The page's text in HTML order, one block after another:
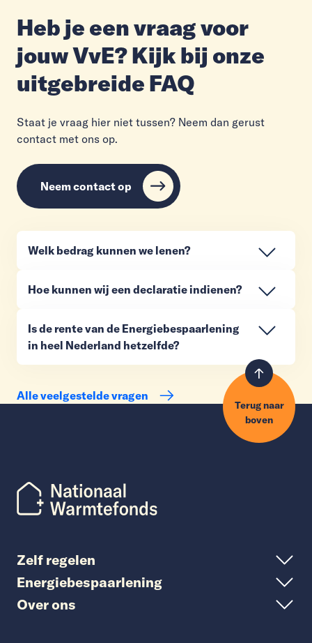
Heb je een vraag voor
jouw VvE? Kijk bij onze
uitgebreide FAQ
Staat je vraag hier niet tussen? Neem dan gerust
contact met ons op.
Neem contact op
Welk bedrag kunnen we lenen?
Hoe kunnen wij een declaratie indienen?
Is de rente van de Energiebespaarlening
in heel Nederland hetzelfde?
Alle veelgestelde vragen
Terug naar
boven
Zelf regelen
Energiebespaarlening
Over ons